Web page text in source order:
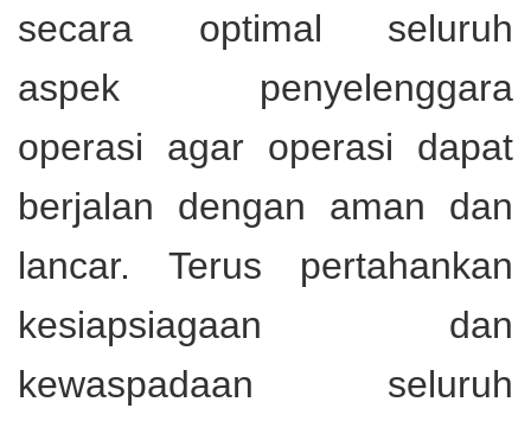
secara optimal seluruh
aspek penyelenggara
operasi agar operasi dapat
berjalan dengan aman dan
lancar. Terus pertahankan
kesiapsiagaan dan
kewaspadaan seluruh